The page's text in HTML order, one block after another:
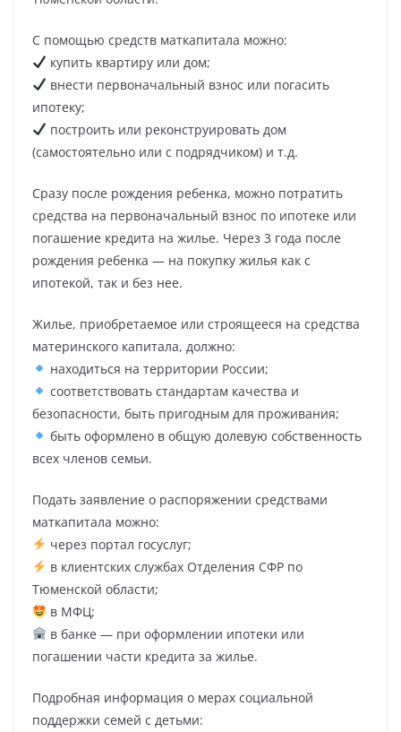
С помощью средств маткапитала можно:
купить квартиру или дом;
внести первоначальный взнос или погасить
ипотеку;
построить или реконструировать дом
(самостоятельно или с подрядчиком) и т.д.
Сразу после рождения ребенка, можно потратить
средства на первоначальный взнос по ипотеке или
погашение кредита на жилье. Через 3 года после
рождения ребенка — на покупку жилья как с
ипотекой, так и без нее.
Жилье, приобретаемое или строящееся на средства
материнского капитала, должно:
находиться на территории России;
соответствовать стандартам качества и
безопасности, быть пригодным для проживания;
быть оформлено в общую долевую собственность
всех членов семьи.
Подать заявление о распоряжении средствами
маткапитала можно:
через портал госуслуг;
в клиентских службах Отделения СФР по
Тюменской области;
в МФЦ;
в банке — при оформлении ипотеки или
погашении части кредита за жилье.
Подробная информация о мерах социальной
поддержки семей с детьми: